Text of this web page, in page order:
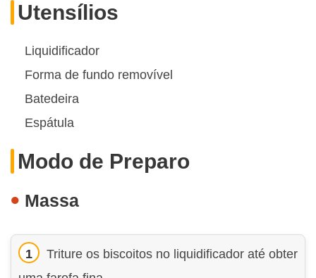
Utensílios
Liquidificador
Forma de fundo removível
Batedeira
Espátula
Modo de Preparo
Massa
Triture os biscoitos no liquidificador até obter